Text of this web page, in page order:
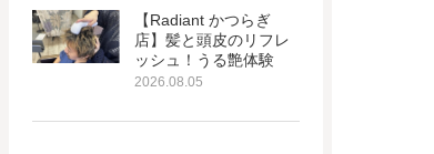
【Radiant かつらぎ
店】髪と頭皮のリフレ
ッシュ！うる艶体験
2026.08.05